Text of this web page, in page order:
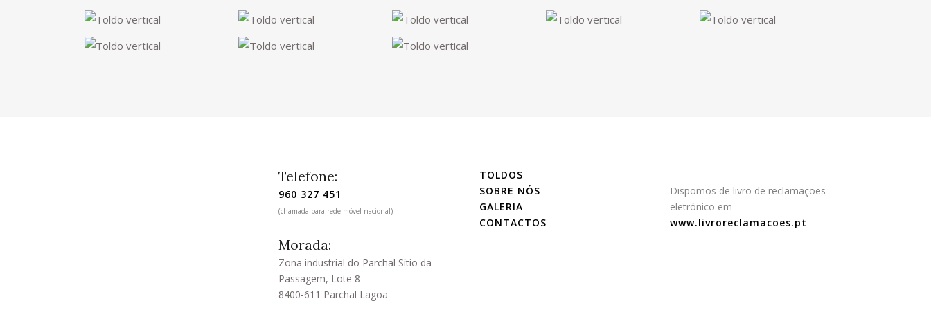
Telefone:
960 327 451
(chamada para rede móvel nacional)
Morada:
Zona industrial do Parchal Sítio da
Passagem, Lote 8
8400-611 Parchal Lagoa
TOLDOS
SOBRE NÓS
GALERIA
CONTACTOS
Dispomos de livro de reclamações
eletrónico em
www.livroreclamacoes.pt